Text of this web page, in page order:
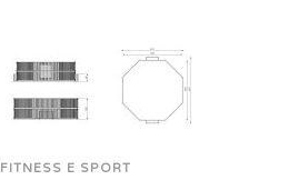
FITNESS E SPORT